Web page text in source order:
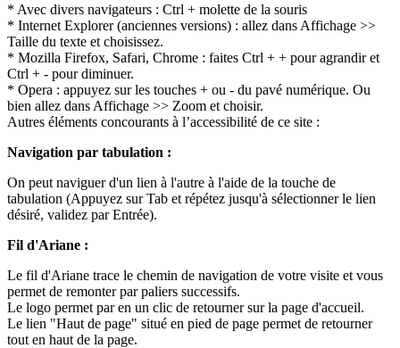
* Avec divers navigateurs : Ctrl + molette de la souris
* Internet Explorer (anciennes versions) : allez dans Affichage >>
Taille du texte et choisissez.
* Mozilla Firefox, Safari, Chrome : faites Ctrl + + pour agrandir et
Ctrl + - pour diminuer.
* Opera : appuyez sur les touches + ou - du pavé numérique. Ou
bien allez dans Affichage >> Zoom et choisir.
Autres éléments concourants à l’accessibilité de ce site :
Navigation par tabulation :
On peut naviguer d'un lien à l'autre à l'aide de la touche de
tabulation (Appuyez sur Tab et répétez jusqu'à sélectionner le lien
désiré, validez par Entrée).
Fil d'Ariane :
Le fil d'Ariane trace le chemin de navigation de votre visite et vous
permet de remonter par paliers successifs.
Le logo permet par en un clic de retourner sur la page d'accueil.
Le lien "Haut de page" situé en pied de page permet de retourner
tout en haut de la page.